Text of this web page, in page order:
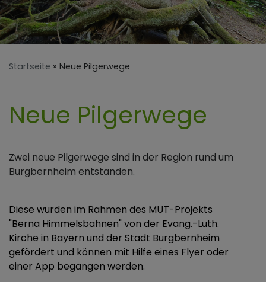
Startseite Neue Pilgerwege
Neue Pilgerwege
Zwei neue Pilgerwege sind in der Region rund um
Burgbernheim entstanden.
Diese wurden im Rahmen des MUT-Projekts
"Berna Himmelsbahnen" von der Evang.-Luth.
Kirche in Bayern und der Stadt Burgbernheim
gefördert und können mit Hilfe eines Flyer oder
einer App begangen werden.